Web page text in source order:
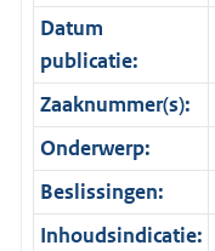
Datum
publicatie:
Zaaknummer(s):
Onderwerp:
Beslissingen:
Inhoudsindicatie: